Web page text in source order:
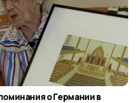
о Германии в